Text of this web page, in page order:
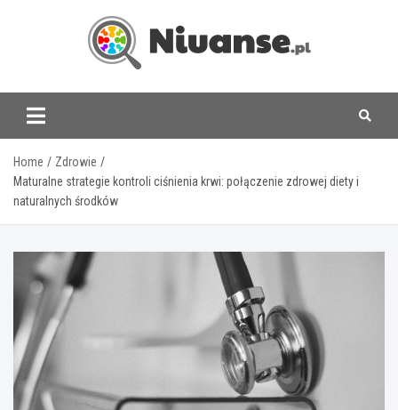
www.niuanse.pl
Home
Zdrowie
Maturalne strategie kontroli ciśnienia krwi: połączenie zdrowej diety i
naturalnych środków